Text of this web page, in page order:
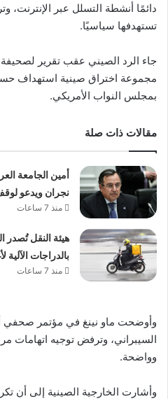
دائمًا أنشطة التسلل عبر الإنترنت،
تستهدفها سياسيًا.
جاء الرد الصيني عقب تقرير لصحيفة
مجموعة اختراق صينية استهداف
بمجلس النواب الأمريكي.
مقالات ذات صلة
أمين الجامعة
نجران ويدعو
منذ 7 ساعات
هيئة النقل تُصدر
بالدراجات الآلية
منذ 7 ساعات
وأوضحت ماو نينغ في مؤتمر صحفي أن
السيبراني، وترفض توجيه اتهامات
وواضحة.
وأشارت الخارجية الصينية إلى أن